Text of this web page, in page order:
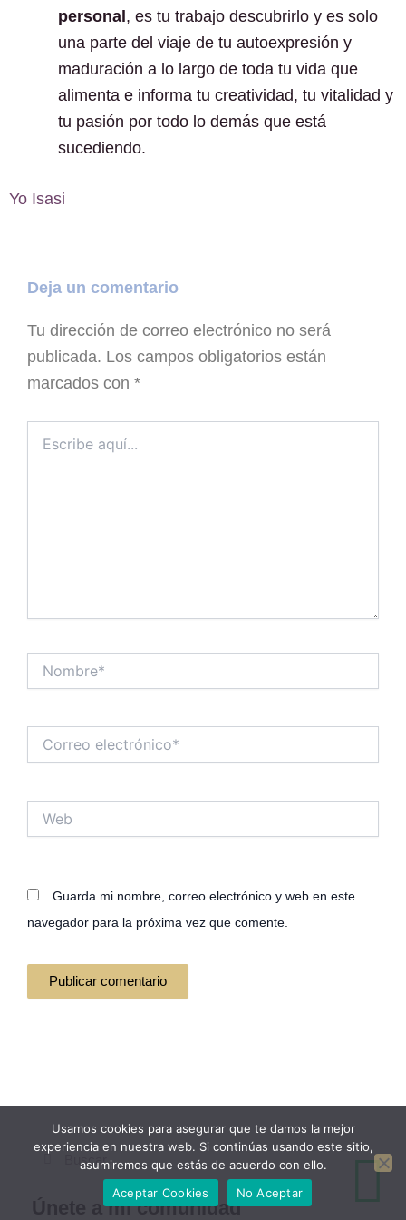
personal , es tu trabajo descubrirlo y es solo
una parte del viaje de tu autoexpresión y
maduración a lo largo de toda tu vida que
alimenta e informa tu creatividad, tu vitalidad y
tu pasión por todo lo demás que está
sucediendo.
Yo Isasi
Deja un comentario
Tu dirección de correo electrónico no será
publicada. Los campos obligatorios están
marcados con *
aquí...
electrónico*
Guarda mi nombre, correo electrónico y web en este
navegador para la próxima vez que comente.
Buscar
Buscar
Únete a mi comunidad
Usamos cookies para asegurar que te damos la mejor
experiencia en nuestra web. Si continúas usando este sitio,
asumiremos que estás de acuerdo con ello.
Aceptar Cookies
No Aceptar